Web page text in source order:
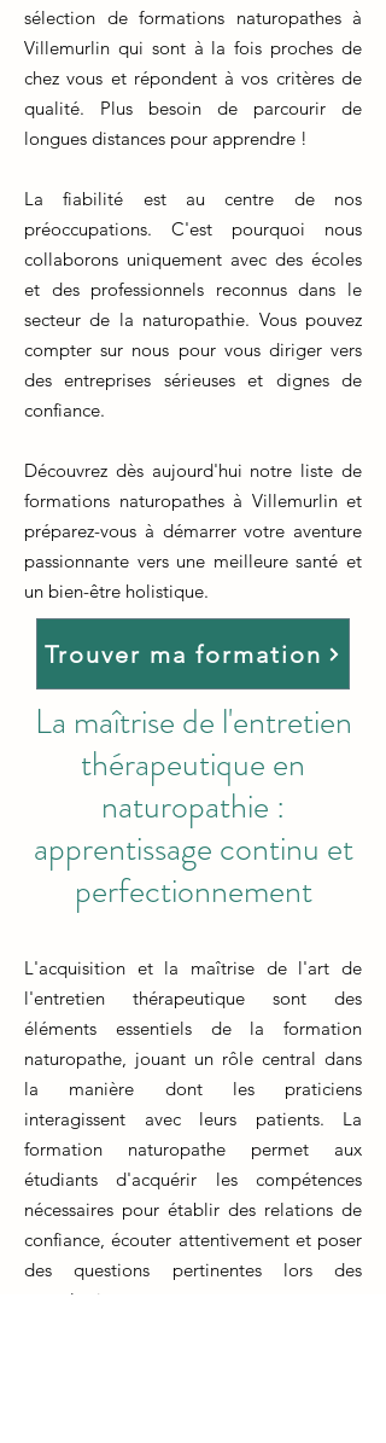
sélection de formations naturopathes à
Villemurlin qui sont à la fois proches de
chez vous et répondent à vos critères de
qualité. Plus besoin de parcourir de
longues distances pour apprendre !
La fiabilité est au centre de nos
préoccupations. C'est pourquoi nous
collaborons uniquement avec des écoles
et des professionnels reconnus dans le
secteur de la naturopathie. Vous pouvez
compter sur nous pour vous diriger vers
des entreprises sérieuses et dignes de
confiance.
Découvrez dès aujourd'hui notre liste de
formations naturopathes à Villemurlin et
préparez-vous à démarrer votre aventure
passionnante vers une meilleure santé et
un bien-être holistique.
Trouver ma formation
La maîtrise de l'entretien
thérapeutique en
naturopathie :
apprentissage continu et
perfectionnement
L'acquisition et la maîtrise de l'art de
l'entretien thérapeutique sont des
éléments essentiels de la formation
naturopathe, jouant un rôle central dans
la manière dont les praticiens
interagissent avec leurs patients. La
formation naturopathe permet aux
étudiants d'acquérir les compétences
nécessaires pour établir des relations de
confiance, écouter attentivement et poser
des questions pertinentes lors des
consultations.